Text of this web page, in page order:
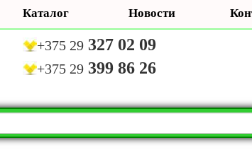
Каталог Новости
+375 29 327 02 09
+375 29 399 86 26